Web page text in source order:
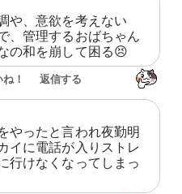
や、意欲を考えない
、管理するおばちゃん
の和を崩して困る😣
！ 返信する
やったと言われ夜勤明
イに電話が入りストレ
行けなくなってしまっ